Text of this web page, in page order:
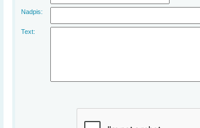
Nadpis:
Text: